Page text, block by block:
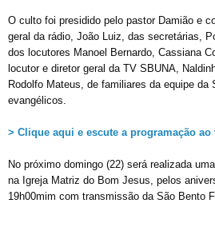
O culto foi presidido pelo pastor Damião e
geral da rádio, João Luiz, das secretárias,
dos locutores Manoel Bernardo, Cassiana
locutor e diretor geral da TV SBUNA,
Rodolfo Mateus, de familiares da equipe da
evangélicos.
> Clique aqui e escute a programação ao
No próximo domingo (22) será realizada
na Igreja Matriz do Bom Jesus, pelos
19h00mim com transmissão da São Bento